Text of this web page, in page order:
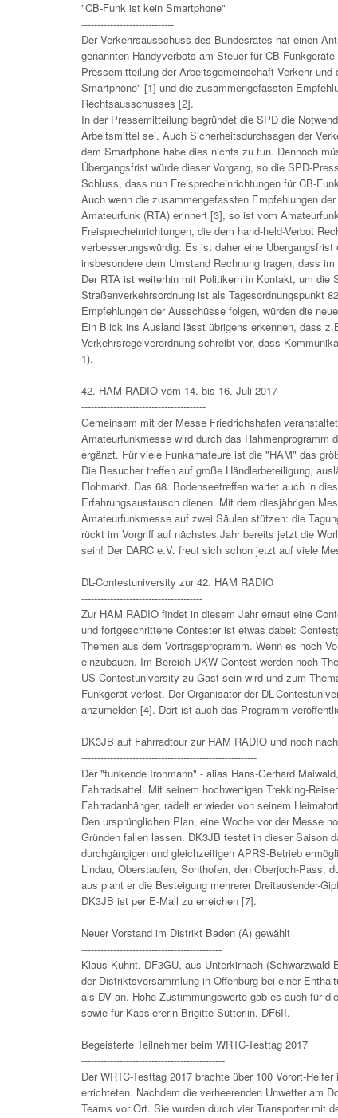
"CB-Funk ist kein Smartphone"
-----------------------------
Der Verkehrsausschuss des Bundesrates hat einen
genannten Handyverbots am Steuer für CB-
Pressemitteilung der Arbeitsgemeinschaft Verkehr
Smartphone" [1] und die zusammengefassten
Rechtsausschusses [2].
In der Pressemitteilung begründet die SPD die
Arbeitsmittel sei. Auch Sicherheitsdurchsagen der
dem Smartphone habe dies nichts zu tun. Dennoch
Übergangsfrist würde dieser Vorgang, so die SPD-
Schluss, dass nun Freisprecheinrichtungen für CB-
Auch wenn die zusammengefassten Empfehlungen
Amateurfunk (RTA) erinnert [3], so ist vom
Freisprecheinrichtungen, die dem hand-held-Verbot
verbesserungswürdig. Es ist daher eine
insbesondere dem Umstand Rechnung tragen, dass
Der RTA ist weiterhin mit Politikern in Kontakt, um die
Straßenverkehrsordnung ist als Tagesordnungspunkt
Empfehlungen der Ausschüsse folgen, würden die
Ein Blick ins Ausland lässt übrigens erkennen, dass
Verkehrsregelverordnung schreibt vor, dass
1).
42. HAM RADIO vom 14. bis 16. Juli 2017
---------------------------------------
Gemeinsam mit der Messe Friedrichshafen
Amateurfunkmesse wird durch das
ergänzt. Für viele Funkamateure ist die "HAM" das
Die Besucher treffen auf große Händlerbeteiligung,
Flohmarkt. Das 68. Bodenseetreffen wartet auch in
Erfahrungsaustausch dienen. Mit dem diesjährigen
Amateurfunkmesse auf zwei Säulen stützen: die
rückt im Vorgriff auf nächstes Jahr bereits jetzt die
sein! Der DARC e.V. freut sich schon jetzt auf viele
DL-Contestuniversity zur 42. HAM RADIO
--------------------------------------
Zur HAM RADIO findet in diesem Jahr erneut eine
und fortgeschrittene Contester ist etwas dabei:
Themen aus dem Vortragsprogramm. Wenn es noch
einzubauen. Im Bereich UKW-Contest werden noch
US-Contestuniversity zu Gast sein wird und zum
Funkgerät verlost. Der Organisator der DL-
anzumelden [4]. Dort ist auch das Programm
DK3JB auf Fahrradtour zur HAM RADIO und noch
-------------------------------------------------------
Der "funkende Ironmann" - alias Hans-Gerhard
Fahrradsattel. Mit seinem hochwertigen Trekking-
Fahrradanhänger, radelt er wieder von seinem
Den ursprünglichen Plan, eine Woche vor der Messe
Gründen fallen lassen. DK3JB testet in dieser Saison
durchgängigen und gleichzeitigen APRS-Betrieb
Lindau, Oberstaufen, Sonthofen, den Oberjoch-Pass,
aus plant er die Besteigung mehrerer Dreitausender-
DK3JB ist per E-Mail zu erreichen [7].
Neuer Vorstand im Distrikt Baden (A) gewählt
--------------------------------------------
Klaus Kuhnt, DF3GU, aus Unterkirnach
der Distriktsversammlung in Offenburg bei einer
als DV an. Hohe Zustimmungswerte gab es auch für
sowie für Kassiererin Brigitte Sütterlin, DF6II.
Begeisterte Teilnehmer beim WRTC-Testtag 2017
---------------------------------------------
Der WRTC-Testtag 2017 brachte über 100 Vorort-
errichteten. Nachdem die verheerenden Unwetter am
Teams vor Ort. Sie wurden durch vier Transporter mit